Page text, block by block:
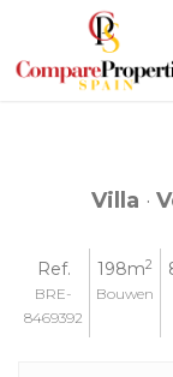
Villa ·
Ref.
BRE-
8469392
198m2
Bouwen